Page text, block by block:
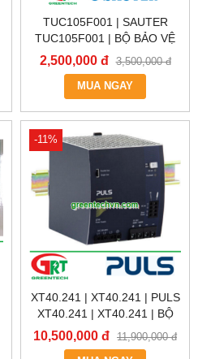
TUC105F001 | SAUTER
TUC105F001 | BỘ BẢO VỆ
QUÁ NHIỆT TUC105F001 |
OVERHEAT DETECTOR
TUC105F001 | SAUTER
VIETNAM
2,500,000 đ 3,500,000 đ
MUA NGAY
-11%
XT40.241 | XT40.241 | PULS
XT40.241 | XT40.241 | BỘ
NGUỒN 3 PHA 380-
400VAC/24VDC 40A, CODE:
10,500,000 đ 11,900,000 đ